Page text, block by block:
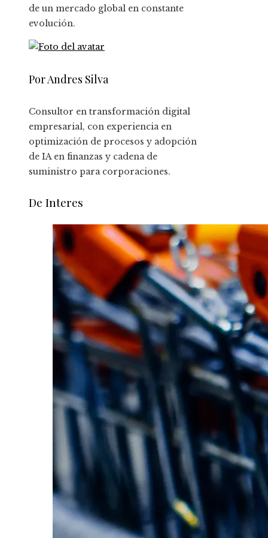
de un mercado global en constante
evolución.
Por Andres Silva
Consultor en transformación digital
empresarial, con experiencia en
optimización de procesos y adopción
de IA en finanzas y cadena de
suministro para corporaciones.
De Interes